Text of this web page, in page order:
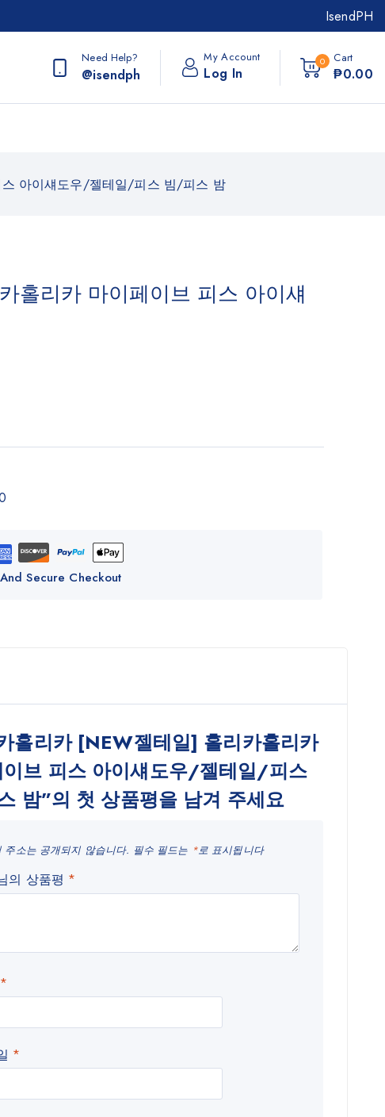
IsendPH
Need Help?
@isendph
My Account
Log In
0 Cart
₱0.00
아이섀도우/젤테일/피스 빔/피스 밤
홀리카 마이페이브 피스 아이섀
.
Secure Checkout
홀리카 [NEW젤테일] 홀리카홀리카
이브 피스 아이섀도우/젤테일/피스
밤”의 첫 상품평을 남겨 주세요
주소는 공개되지 않습니다. 필수 필드는 *로 표시됩니다
의 상품평 *
*
*